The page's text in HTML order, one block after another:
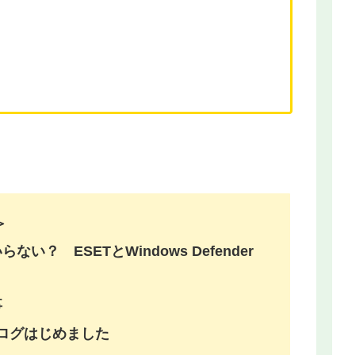
らない？ ESETとWindows Defender
グはじめました